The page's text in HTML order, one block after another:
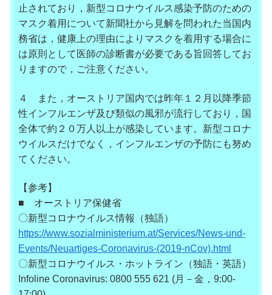
止されており
，新型コロナウイルス感染予防のための
マスク着用について新聞社から見解を問われた当国内
務省は，健康上の理由によりマスクを着用する場合に
は原則として医師の診断書が必要である旨回答してお
りますので，ご注意ください。
４ また，オーストリア国内では昨年１２月以降季節
性インフルエンザ及び類似の風邪が流行しており，国
全体で約２０万人以上が感染しています。新型コロナ
ウイルスだけでなく，インフルエンザの予防にも努め
てください。
【参考】
■ オーストリア保健省
〇新型コロナウイルス情報（独語）
https://www.sozialministerium.at/Services/News-und-
Events/Neuartiges-Coronavirus-(2019-nCov).html
〇新型コロナウイルス・ホットライン（独語・英語）
Infoline Coronavirus: 0800 555 621 (月－金，9:00-